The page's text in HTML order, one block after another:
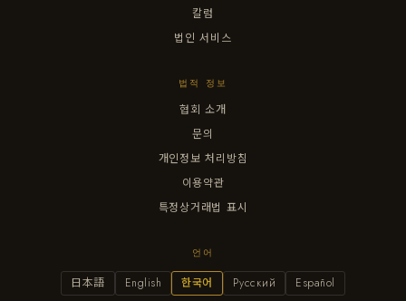
칼럼
법인 서비스
법적 정보
협회 소개
문의
개인정보 처리방침
이용약관
특정상거래법 표시
언어
日本語 English 한국어 Русский Español